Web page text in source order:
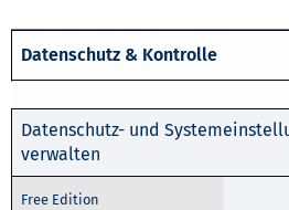
Datenschutz & Kontrolle
Datenschutz- und
verwalten